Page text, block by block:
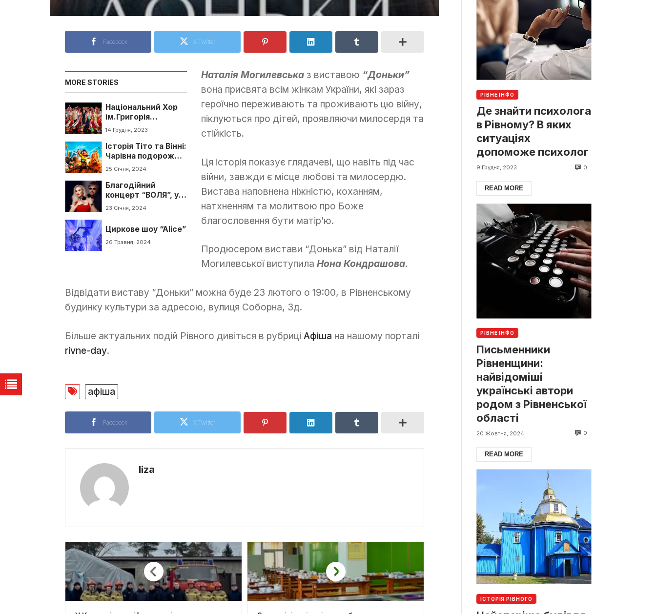
Facebook X Twitter
MORE STORIES
Національний Хор
ім.Григорія
Верьовки
14 Грудня, 2023
Історія Тіто та Вінні:
Чарівна подорож
мишей м.Рівне
25 Січня, 2024
Благодійний
концерт “ВОЛЯ”, у
Рівному
23 Січня, 2024
Циркове шоу “Alice”
26 Травня, 2024
Наталія Могилевськаз виставою “Доньки”
вона присвята всім жінкам України, які зараз
героїчно переживають та проживають цю війну,
піклуються про дітей, проявляючи милосердя та
стійкість.
Ця історія показує глядачеві, що навіть під час
війни, завжди є місце любові та милосердю.
Вистава наповнена ніжністю, коханням,
натхненням та молитвою про Боже
благословення бути матір’ю.
Продюсером вистави “Донька” від Наталії
Могилевської виступила Нона Кондрашова.
Відвідати виставу “Доньки” можна буде 23 лютого о 19:00, в Рівненському
будинку культури за адресою, вулиця Соборна, 3д.
Більше актуальних подій Рівного дивіться в рубриці Афіша на нашому порталі
rivne-day.
афіша
Facebook X Twitter
liza
РІВНЕ ІНФО
Де знайти психолога
в Рівному? В яких
ситуаціях
допоможе психолог
9 Грудня, 2023 0
READ MORE
РІВНЕ ІНФО
Письменники
Рівненщини:
найвідоміші
українські автори
родом з Рівненської
області
20 Жовтня, 2024 0
READ MORE
ІСТОРІЯ РІВНОГО